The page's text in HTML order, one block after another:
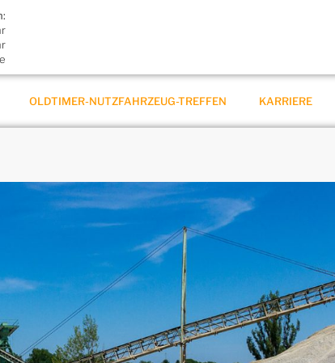
OLDTIMER-NUTZFAHRZEUG-TREFFEN KARRIERE